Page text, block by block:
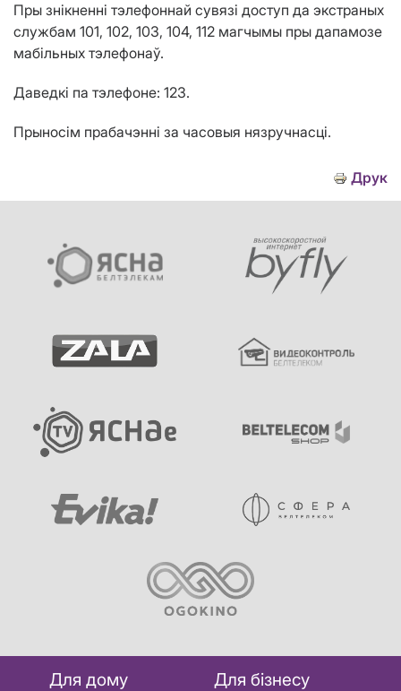
Пры знікненні тэлефоннай сувязі доступ да экстраных
службам 101, 102, 103, 104, 112 магчымы пры дапамозе
мабільных тэлефонаў.
Даведкі па тэлефоне: 123.
Прыносім прабачэнні за часовыя нязручнасці.
Друк
Для дому Для бізнесу